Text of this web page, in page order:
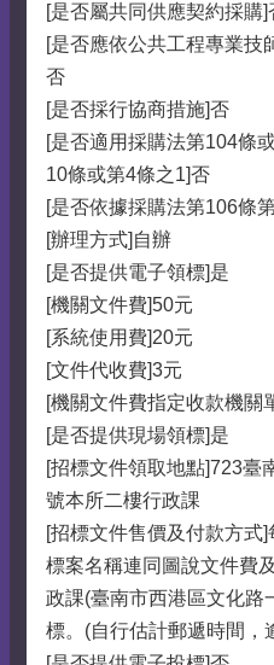
[是否屬共同供應契約採購]
[是否應依公共工程專業技
否
[是否採行協商措施]否
[是否適用採購法第104條
10條或第4條之1]否
[是否依據採購法第106條
[辦理方式]自辦
[是否提供電子領標]是
[機關文件費]50元
[系統使用費]20元
[文件代收費]3元
[機關文件費指定收款機關
[是否提供現場領標]是
[招標文件領取地點]723臺
號本所二樓行政課
[招標文件售價及付款方式
標案名稱連同圖說文件費
政課(臺南市西港區文化路
標。(自行估計郵遞時間，